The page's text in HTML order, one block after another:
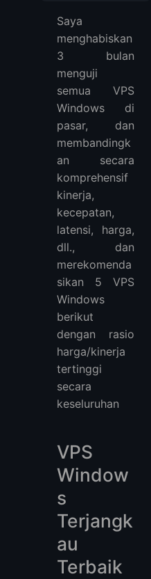
Lebih Banyak VPS
Saya
menghabiskan
3 bulan
menguji
semua VPS
Windows di
pasar, dan
membandingk
an secara
komprehensif
kinerja,
kecepatan,
latensi, harga,
dll., dan
merekomenda
sikan 5 VPS
Windows
berikut
dengan rasio
harga/kinerja
tertinggi
secara
keseluruhan
VPS
Window
s
Terjangk
au
Terbaik